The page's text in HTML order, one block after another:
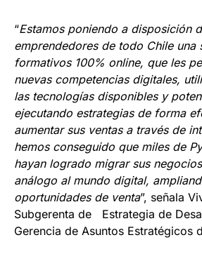
“Estamos poniendo a disposición
emprendedores de todo Chile una
formativos 100% online, que les
nuevas competencias digitales,
las tecnologías disponibles y
ejecutando estrategias de forma
aumentar sus ventas a través de
hemos conseguido que miles de
hayan logrado migrar sus
análogo al mundo digital,
oportunidades de venta”, señala
Subgerenta de Estrategia de
Gerencia de Asuntos Estratégicos